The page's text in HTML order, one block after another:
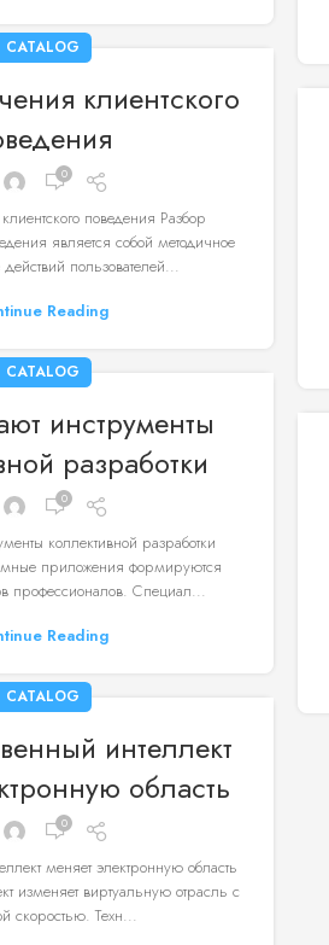
CATALOG
клиентского
0
поведения Разбор
является собой методичное
пользователей...
Reading
CATALOG
инструменты
разработки
0
коллективной разработки
приложения формируются
профессионалов. Специал...
Reading
CATALOG
интеллект
область
0
меняет электронную область
изменяет виртуальную отрасль с
скоростью. Техн...